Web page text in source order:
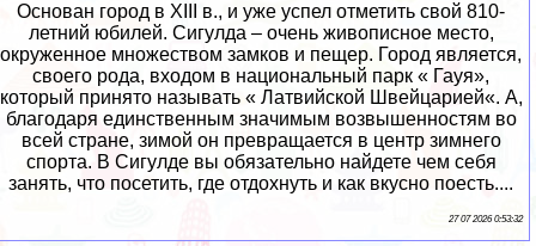
Основан город в XIII в., и уже успел отметить свой 810-
летний юбилей. Сигулда – очень живописное место,
окруженное множеством замков и пещер. Город является,
своего рода, входом в национальный парк « Гауя»,
который принято называть « Латвийской Швейцарией«. А,
благодаря единственным значимым возвышенностям во
всей стране, зимой он превращается в центр зимнего
спорта. В Сигулде вы обязательно найдете чем себя
занять, что посетить, где отдохнуть и как вкусно поесть....
27 07 2026 0:53:32